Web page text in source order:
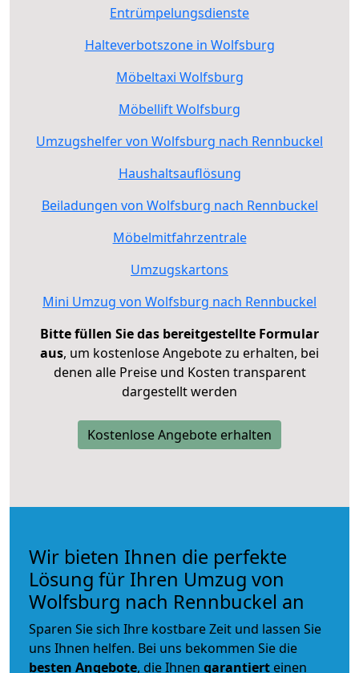
Entrümpelungsdienste
Halteverbotszone in Wolfsburg
Möbeltaxi Wolfsburg
Möbellift Wolfsburg
Umzugshelfer von Wolfsburg nach Rennbuckel
Haushaltsauflösung
Beiladungen von Wolfsburg nach Rennbuckel
Möbelmitfahrzentrale
Umzugskartons
Mini Umzug von Wolfsburg nach Rennbuckel
Bitte füllen Sie das bereitgestellte Formular
aus, um kostenlose Angebote zu erhalten, bei
denen alle Preise und Kosten transparent
dargestellt werden
Kostenlose Angebote erhalten
Wir bieten Ihnen die perfekte
Lösung für Ihren Umzug von
Wolfsburg nach Rennbuckel an
Sparen Sie sich Ihre kostbare Zeit und lassen Sie
uns Ihnen helfen. Bei uns bekommen Sie die
besten Angebote, die Ihnen garantiert einen